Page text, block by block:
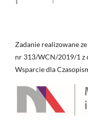
Zadanie realizowane
nr 313/WCN/2019/1 z
Wsparcie dla